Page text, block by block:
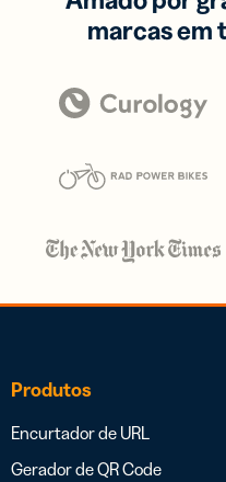
marcas em
Produtos
Encurtador de URL
Gerador de QR Code